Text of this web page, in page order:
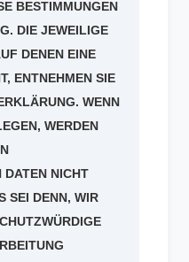
BESTIMMUNGEN
DIE JEWEILIGE
DENEN EINE
ENTNEHMEN SIE
WENN
WERDEN
DATEN NICHT
SEI DENN, WIR